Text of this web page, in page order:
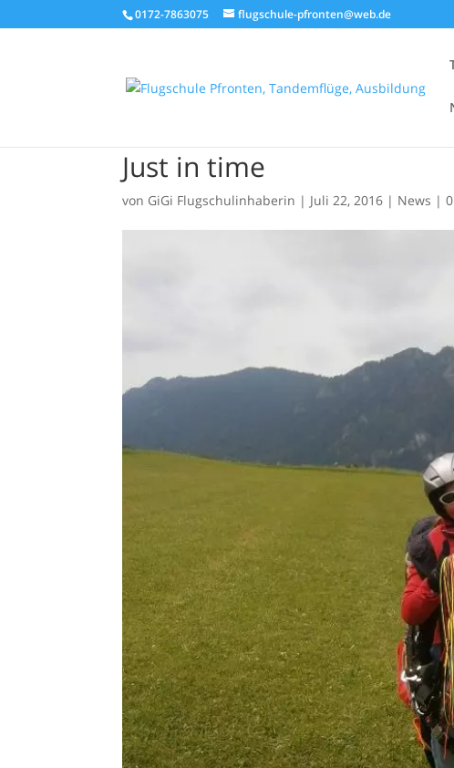
0172-7863075 flugschule-pfronten@web.de
Just in time
von GiGi Flugschulinhaberin | Juli 22, 2016 | News |